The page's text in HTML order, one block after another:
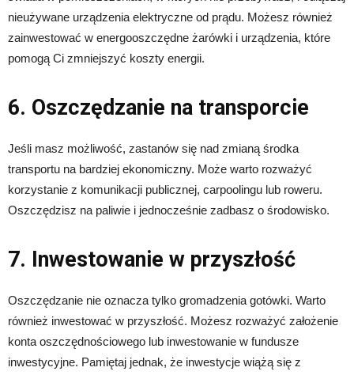
nieużywane urządzenia elektryczne od prądu. Możesz również
zainwestować w energooszczędne żarówki i urządzenia, które
pomogą Ci zmniejszyć koszty energii.
6. Oszczędzanie na transporcie
Jeśli masz możliwość, zastanów się nad zmianą środka
transportu na bardziej ekonomiczny. Może warto rozważyć
korzystanie z komunikacji publicznej, carpoolingu lub roweru.
Oszczędzisz na paliwie i jednocześnie zadbasz o środowisko.
7. Inwestowanie w przyszłość
Oszczędzanie nie oznacza tylko gromadzenia gotówki. Warto
również inwestować w przyszłość. Możesz rozważyć założenie
konta oszczędnościowego lub inwestowanie w fundusze
inwestycyjne. Pamiętaj jednak, że inwestycje wiążą się z